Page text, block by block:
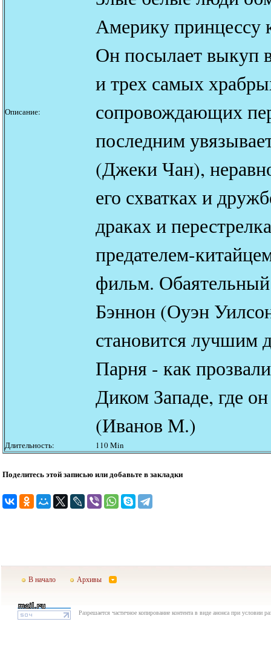
Описание:
Америку принцессу
Он посылает выкуп
и трех самых
сопровождающих
последним
(Джеки Чан),
его схватках и
драках и
предателем-
фильм. Обаятельный
Бэннон (Оуэн
становится лучшим
Парня - как
Диком Западе, где
(Иванов М.)
Длительность: 110 Min
Поделитесь этой записью или добавьте в закладки
В начало Архивы
Разрешается частичное копирование контента в виде анонса при условии